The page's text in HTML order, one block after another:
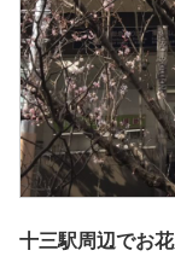
十三駅周辺でお